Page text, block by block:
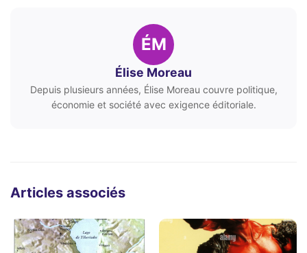
ÉM
Élise Moreau
Depuis plusieurs années, Élise Moreau couvre politique,
économie et société avec exigence éditoriale.
Articles associés